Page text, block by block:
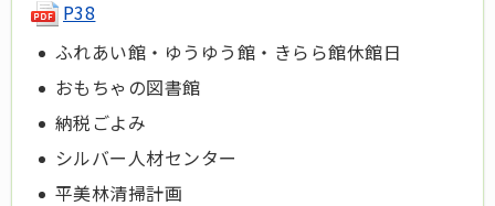
P38
ふれあい館・ゆうゆう館・きらら館休館日
おもちゃの図書館
納税ごよみ
シルバー人材センター
平美林清掃計画